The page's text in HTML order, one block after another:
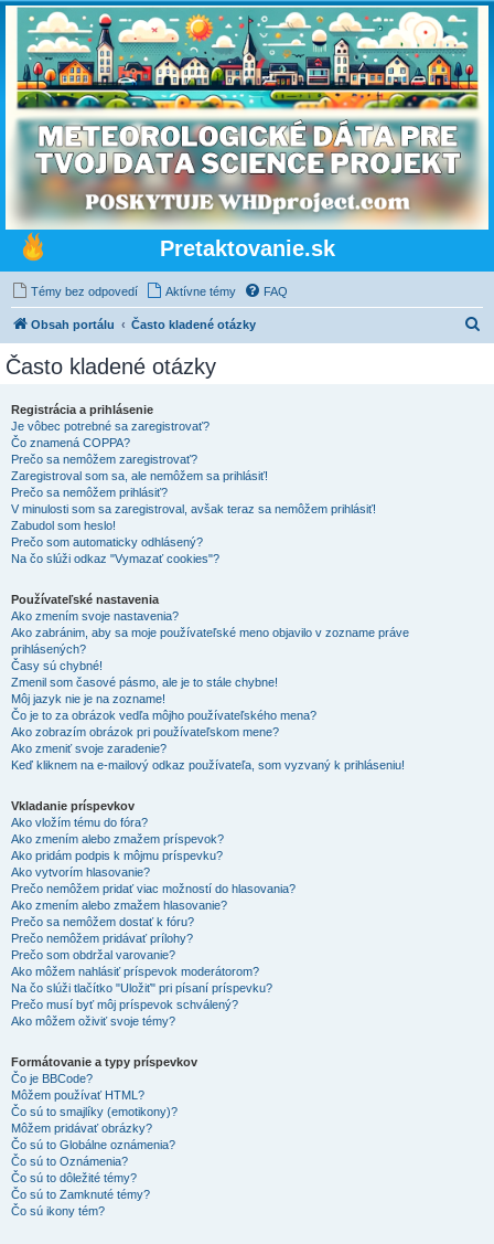
Pretaktovanie.sk
Témy bez odpovedí Aktívne témy FAQ
Obsah portálu Často kladené otázky
Často kladené otázky
Registrácia a prihlásenie
Je vôbec potrebné sa zaregistrovať?
Čo znamená COPPA?
Prečo sa nemôžem zaregistrovať?
Zaregistroval som sa, ale nemôžem sa prihlásiť!
Prečo sa nemôžem prihlásiť?
V minulosti som sa zaregistroval, avšak teraz sa nemôžem prihlásiť!
Zabudol som heslo!
Prečo som automaticky odhlásený?
Na čo slúži odkaz "Vymazať cookies"?
Používateľské nastavenia
Ako zmením svoje nastavenia?
Ako zabránim, aby sa moje používateľské meno objavilo v zozname práve
prihlásených?
Časy sú chybné!
Zmenil som časové pásmo, ale je to stále chybne!
Môj jazyk nie je na zozname!
Čo je to za obrázok vedľa môjho používateľského mena?
Ako zobrazím obrázok pri používateľskom mene?
Ako zmeniť svoje zaradenie?
Keď kliknem na e-mailový odkaz používateľa, som vyzvaný k prihláseniu!
Vkladanie príspevkov
Ako vložím tému do fóra?
Ako zmením alebo zmažem príspevok?
Ako pridám podpis k môjmu príspevku?
Ako vytvorím hlasovanie?
Prečo nemôžem pridať viac možností do hlasovania?
Ako zmením alebo zmažem hlasovanie?
Prečo sa nemôžem dostať k fóru?
Prečo nemôžem pridávať prílohy?
Prečo som obdržal varovanie?
Ako môžem nahlásiť príspevok moderátorom?
Na čo slúži tlačítko "Uložiť" pri písaní príspevku?
Prečo musí byť môj príspevok schválený?
Ako môžem oživiť svoje témy?
Formátovanie a typy príspevkov
Čo je BBCode?
Môžem používať HTML?
Čo sú to smajlíky (emotikony)?
Môžem pridávať obrázky?
Čo sú to Globálne oznámenia?
Čo sú to Oznámenia?
Čo sú to dôležité témy?
Čo sú to Zamknuté témy?
Čo sú ikony tém?